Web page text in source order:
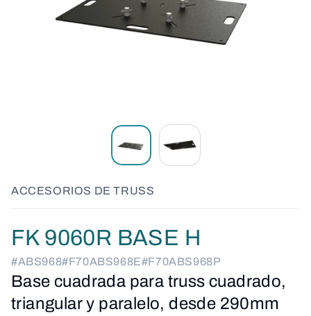
ACCESORIOS DE TRUSS
FK 9060R BASE H
#ABS968#F70ABS968E#F70ABS968P
Base cuadrada para truss cuadrado,
triangular y paralelo, desde 290mm